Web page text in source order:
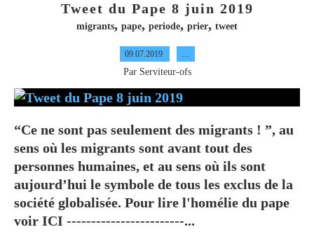
Tweet du Pape 8 juin 2019
migrants, pape, periode, prier, tweet
09.07.2019 …
Par Serviteur-ofs
“Ce ne sont pas seulement des migrants ! ”, au
sens où les migrants sont avant tout des
personnes humaines, et au sens où ils sont
aujourd’hui le symbole de tous les exclus de la
société globalisée. Pour lire l'homélie du pape
voir ICI ------------------------...